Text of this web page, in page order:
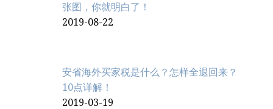
张图，你就明白了！
2019-08-22
安省海外买家税是什么？怎样全退回来？
10点详解！
2019-03-19